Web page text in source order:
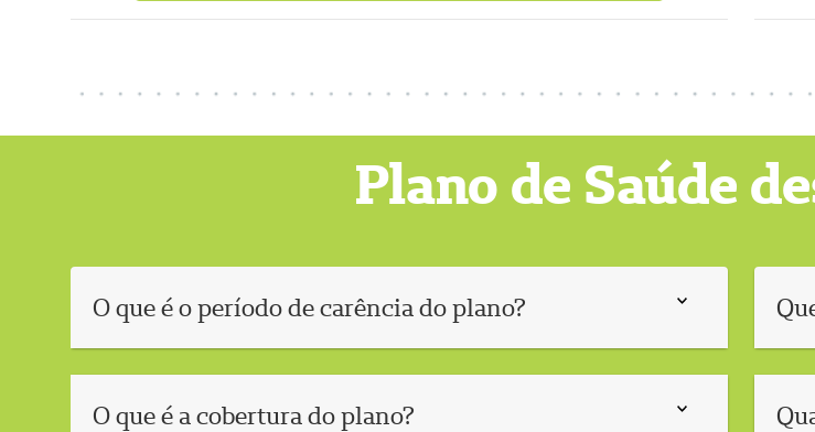
Plano de Saúde
O que é o período de carência do plano?
O que é a cobertura do plano?